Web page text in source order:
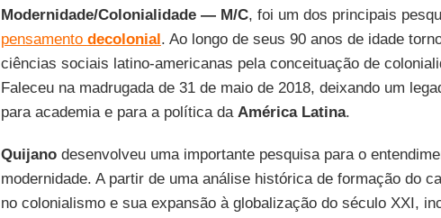
Modernidade/Colonialidade — M/C, foi um dos principais
pensamento decolonial. Ao longo de seus 90 anos de idade
ciências sociais latino-americanas pela conceituação de
Faleceu na madrugada de 31 de maio de 2018, deixando um
para academia e para a política da América Latina.
Quijanodesenvolveu uma importante pesquisa para o
modernidade. A partir de uma análise histórica de formação do
no colonialismo e sua expansão à globalização do século XXI,